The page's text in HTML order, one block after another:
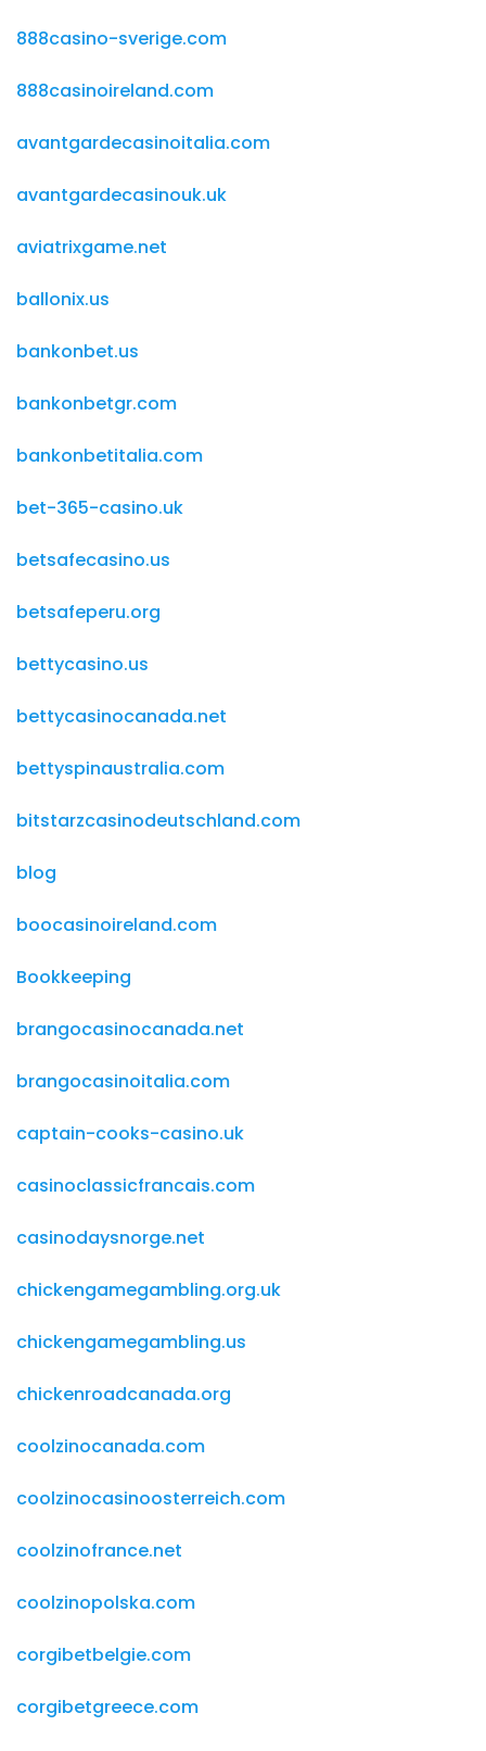
888casino-sverige.com
888casinoireland.com
avantgardecasinoitalia.com
avantgardecasinouk.uk
aviatrixgame.net
ballonix.us
bankonbet.us
bankonbetgr.com
bankonbetitalia.com
bet-365-casino.uk
betsafecasino.us
betsafeperu.org
bettycasino.us
bettycasinocanada.net
bettyspinaustralia.com
bitstarzcasinodeutschland.com
blog
boocasinoireland.com
Bookkeeping
brangocasinocanada.net
brangocasinoitalia.com
captain-cooks-casino.uk
casinoclassicfrancais.com
casinodaysnorge.net
chickengamegambling.org.uk
chickengamegambling.us
chickenroadcanada.org
coolzinocanada.com
coolzinocasinoosterreich.com
coolzinofrance.net
coolzinopolska.com
corgibetbelgie.com
corgibetgreece.com